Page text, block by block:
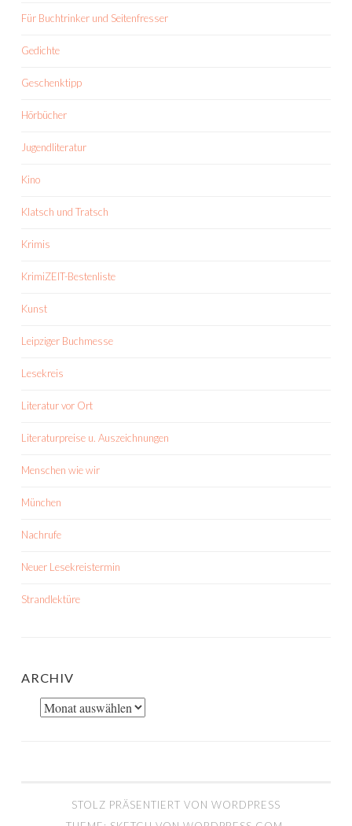
Für Buchtrinker und Seitenfresser
Gedichte
Geschenktipp
Hörbücher
Jugendliteratur
Kino
Klatsch und Tratsch
Krimis
KrimiZEIT-Bestenliste
Kunst
Leipziger Buchmesse
Lesekreis
Literatur vor Ort
Literaturpreise u. Auszeichnungen
Menschen wie wir
München
Nachrufe
Neuer Lesekreistermin
Strandlektüre
ARCHIV
Archiv
STOLZ PRÄSENTIERT VON WORDPRESS